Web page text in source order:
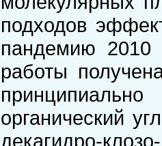
подходов
пандемию 2010
работы
органический
декагидро-